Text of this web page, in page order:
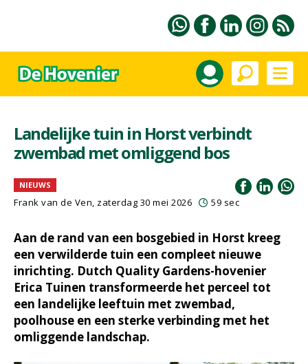
Landelijke tuin in Horst verbindt
zwembad met omliggend bos
NIEUWS
Frank van de Ven, zaterdag 30 mei 2026 59 sec
Aan de rand van een bosgebied in Horst kreeg
een verwilderde tuin een compleet nieuwe
inrichting. Dutch Quality Gardens-hovenier
Erica Tuinen transformeerde het perceel tot
een landelijke leeftuin met zwembad,
poolhouse en een sterke verbinding met het
omliggende landschap.